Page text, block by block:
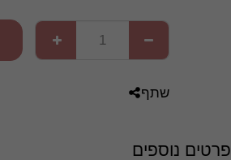
שתף
פרטים נוספים